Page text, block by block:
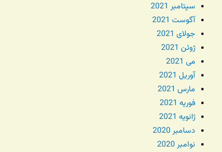
سپتامبر 2021
آگوست 2021
جولای 2021
ژوئن 2021
می 2021
آوریل 2021
مارس 2021
فوریه 2021
ژانویه 2021
دسامبر 2020
نوامبر 2020